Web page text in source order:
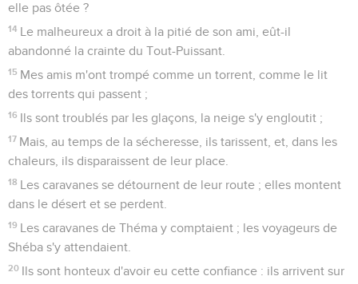
elle pas ôtée ?
14 Le malheureux a droit à la pitié de son ami, eût-il
abandonné la crainte du Tout-Puissant.
15 Mes amis m'ont trompé comme un torrent, comme le lit
des torrents qui passent ;
16 Ils sont troublés par les glaçons, la neige s'y engloutit ;
17 Mais, au temps de la sécheresse, ils tarissent, et, dans les
chaleurs, ils disparaissent de leur place.
18 Les caravanes se détournent de leur route ; elles montent
dans le désert et se perdent.
19 Les caravanes de Théma y comptaient ; les voyageurs de
Shéba s'y attendaient.
20 Ils sont honteux d'avoir eu cette confiance : ils arrivent sur